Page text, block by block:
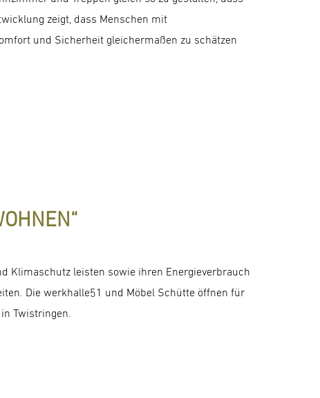
zeigt, dass Menschen mit
und Sicherheit gleichermaßen zu schätzen
Klimaschutz leisten sowie ihren Energieverbrauch
Die werkhalle51 und Möbel Schütte öffnen für
Twistringen.